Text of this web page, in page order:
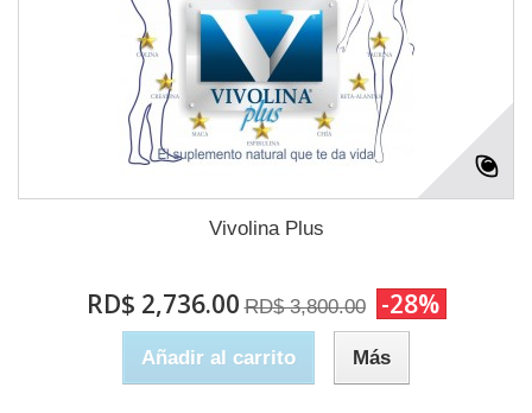
Vivolina Plus
RD$ 2,736.00 RD$ 3,800.00 -28%
Añadir al carrito Más